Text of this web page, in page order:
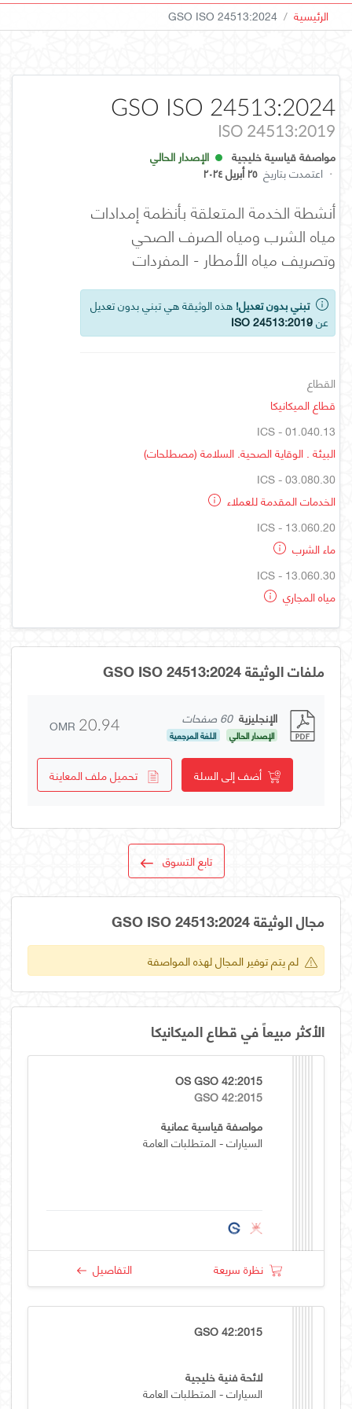
الرئيسية GSO ISO 24513:2024
GSO ISO 24513:2024
ISO 24513:2019
مواصفة قياسية خليجية
الإصدار الحالي
· اعتمدت بتاريخ ٢٥ أبريل ٢٠٢٤
أنشطة الخدمة المتعلقة بأنظمة إمدادات
مياه الشرب ومياه الصرف الصحي
وتصريف مياه الأمطار - المفردات
تبني بدون تعديل! هذه الوثيقة هي تبني بدون تعديل
عنISO 24513:2019
القطاع
قطاع الميكانيكا
ICS - 01.040.13
البيئة . الوقاية الصحية. السلامة (مصطلحات)
ICS - 03.080.30
الخدمات المقدمة للعملاء
ICS - 13.060.20
ماء الشرب
ICS - 13.060.30
مياه المجاري
ملفات الوثيقة GSO ISO 24513:2024
الإنجليزية 60 صفحات
الإصدار الحالي اللغة المرجعية OMR 20.94
أضف إلى السلة تحميل ملف المعاينة
تابع التسوق
مجال الوثيقة GSO ISO 24513:2024
لم يتم توفير المجال لهذه المواصفة
الأكثر مبيعاً في قطاع الميكانيكا
OS GSO 42:2015
GSO 42:2015
مواصفة قياسية عمانية
السيارات - المتطلبات العامة
نظرة سريعة التفاصيل
GSO 42:2015
لائحة فنية خليجية
السيارات - المتطلبات العامة